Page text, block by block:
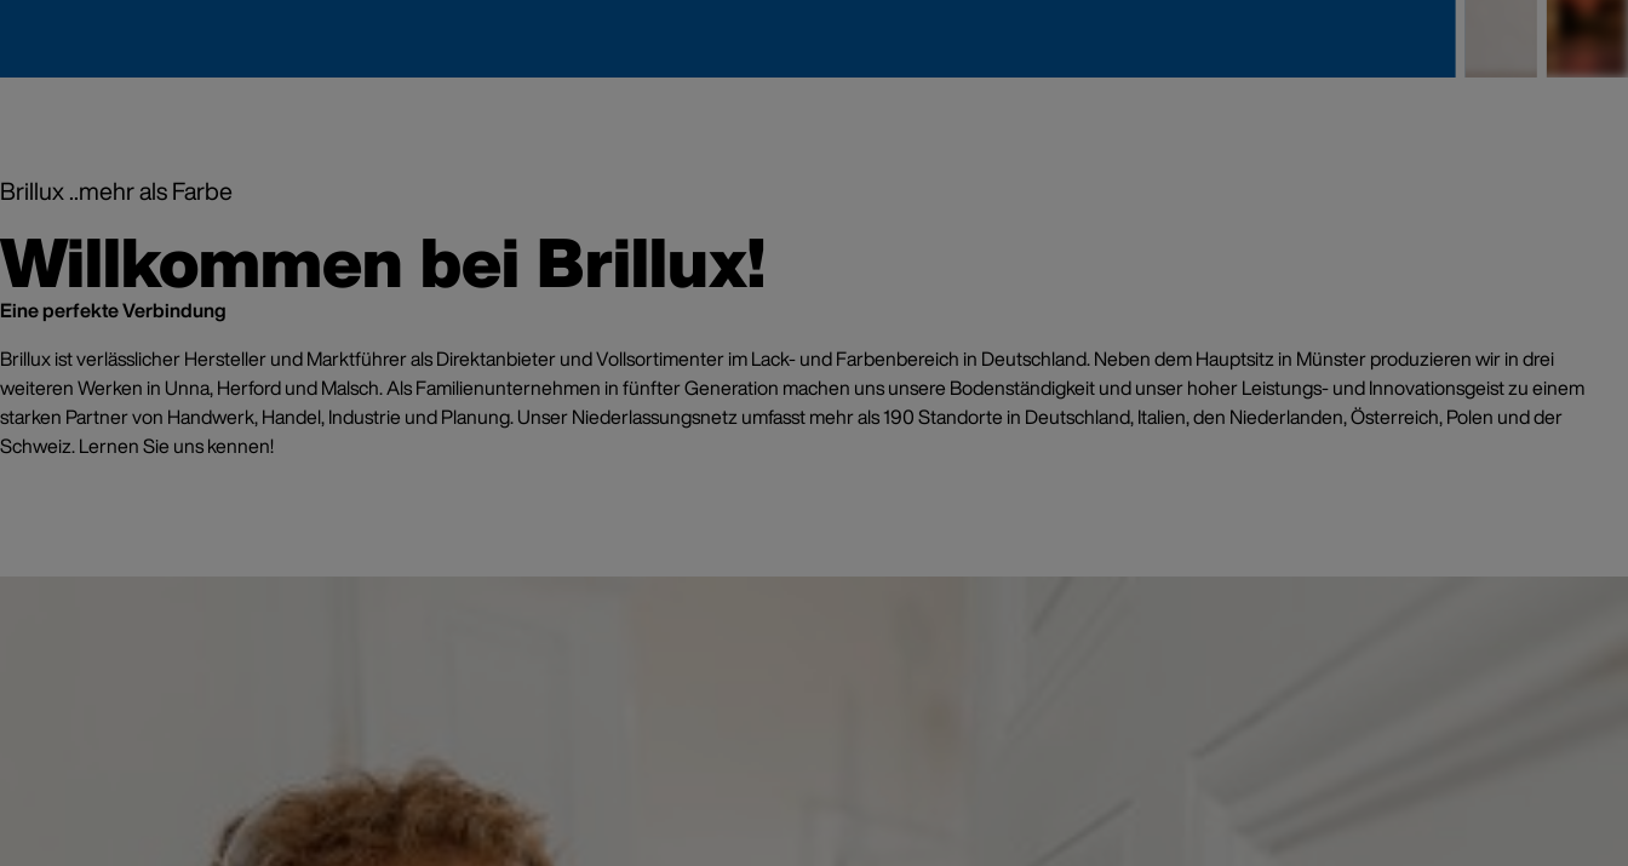
Konservierungsmittelfrei. Blauer Engel zertifiziert. In über 50
Produkten in Weiß und farbig.
Brillux ..mehr als Farbe
Willkommen bei Brillux!
Eine perfekte Verbindung
Brillux ist verlässlicher Hersteller und Marktführer als Direktanbieter und Vollsortimenter im Lack- und Farbenbereich in Deutschland. Neben dem Hauptsitz in Münster produzieren wir in drei
weiteren Werken in Unna, Herford und Malsch. Als Familienunternehmen in fünfter Generation machen uns unsere Bodenständigkeit und unser hoher Leistungs- und Innovationsgeist zu einem
starken Partner von Handwerk, Handel, Industrie und Planung. Unser Niederlassungsnetz umfasst mehr als 190 Standorte in Deutschland, Italien, den Niederlanden, Österreich, Polen und der
Schweiz. Lernen Sie uns kennen!